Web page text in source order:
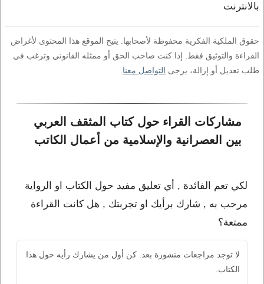
بالانترنت
حقوق الملكية الفكرية محفوظة لأصحابها. يتيح الموقع هذا المحتوى لأغراض
القراءة والتوثيق فقط. إذا كنت صاحب الحق أو ممثله القانوني وترغب في
طلب تعديل أو إزالة، يرجى التواصل معنا
مشاركات القراء حول كتاب المثقف العربي
بين العصرانية والإسلامية من أعمال الكاتب
لكي تعم الفائدة , أي تعليق مفيد حول الكتاب او الرواية
مرحب به , شارك برأيك او تجربتك , هل كانت القراءة
ممتعة؟
لا توجد مراجعات منشورة بعد. كن أول من يشارك رأيه حول هذا
الكتاب.